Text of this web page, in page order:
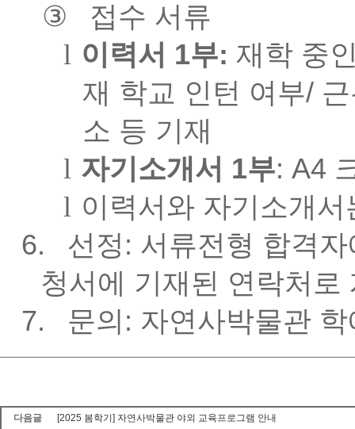
③
접수 서류
l 이력서 1부: 재학 중
재 학교 인턴 여부/
소 등 기재
l 자기소개서 1부: A4
l 이력서와 자기소개
6.
선정: 서류전형 합격
청서에 기재된 연락처로
7.
문의: 자연사박물관
다음글
[2025 봄학기] 자연사박물관 야외 교육프로그램 안내